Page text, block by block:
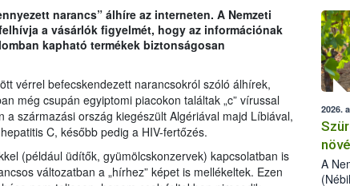
narancs” álhíre az interneten. A Nemzeti
a vásárlók figyelmét, hogy az információnak
kapható termékek biztonságosan
vérrel befecskendezett narancsokról szóló álhírek,
még csupán egyiptomi piacokon találtak „c” vírussal
származási ország kiegészült Algériával majd Líbiával,
C, később pedig a HIV-fertőzés.
(például üdítők, gyümölcskonzervek) kapcsolatban is
változatban a „hírhez” képet is mellékeltek. Ezen
2026.
A